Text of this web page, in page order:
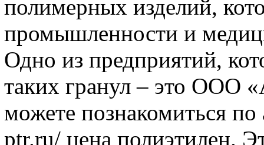
полимерных изделий,
промышленности и
Одно из предприятий,
таких гранул – это ООО
можете познакомиться
ptr.ru/ цена полиэтилен.